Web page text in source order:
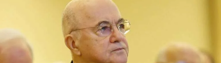
giustizia